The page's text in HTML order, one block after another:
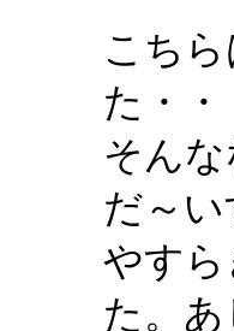
こち
た・・
そん
だ～
やす
た。